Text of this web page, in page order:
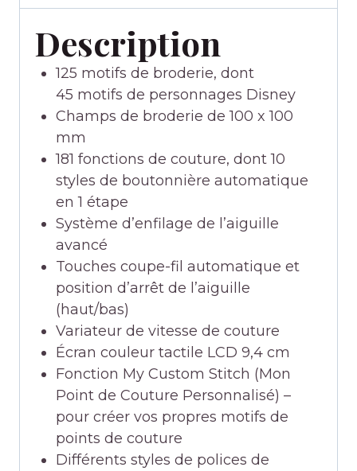
Description
125 motifs de broderie, dont
45 motifs de personnages Disney
Champs de broderie de 100 x 100
mm
181 fonctions de couture, dont 10
styles de boutonnière automatique
en 1 étape
Système d’enfilage de l’aiguille
avancé
Touches coupe-fil automatique et
position d’arrêt de l’aiguille
(haut/bas)
Variateur de vitesse de couture
Écran couleur tactile LCD 9,4 cm
Fonction My Custom Stitch (Mon
Point de Couture Personnalisé) –
pour créer vos propres motifs de
points de couture
Différents styles de polices de